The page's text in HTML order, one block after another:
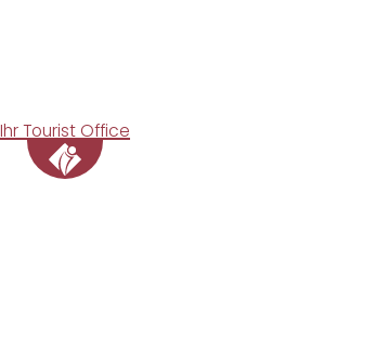
Ihr Tourist Office